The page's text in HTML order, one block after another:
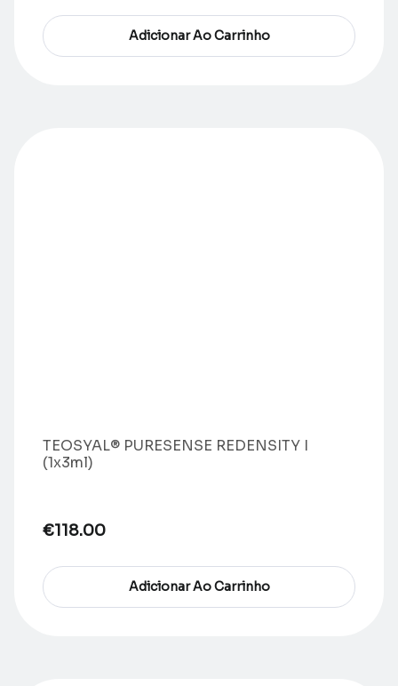
Adicionar Ao Carrinho
TEOSYAL® PURESENSE REDENSITY I
(1x3ml)
€118.00
Adicionar Ao Carrinho